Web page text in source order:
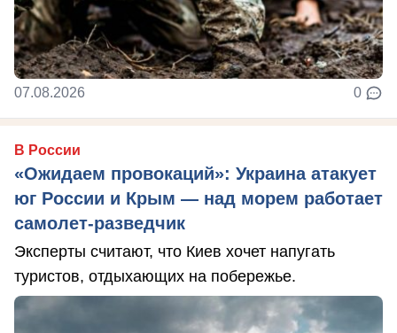
07.08.2026 0
В России
«Ожидаем провокаций»: Украина атакует
юг России и Крым — над морем работает
самолет-разведчик
Эксперты считают, что Киев хочет напугать
туристов, отдыхающих на побережье.